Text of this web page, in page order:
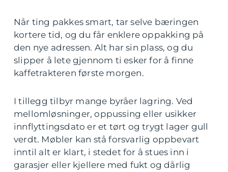
Når ting pakkes smart, tar selve bæringen
kortere tid, og du får enklere oppakking på
den nye adressen. Alt har sin plass, og du
slipper å lete gjennom ti esker for å finne
kaffetrakteren første morgen.
I tillegg tilbyr mange byråer lagring. Ved
mellomløsninger, oppussing eller usikker
innflyttingsdato er et tørt og trygt lager gull
verdt. Møbler kan stå forsvarlig oppbevart
inntil alt er klart, i stedet for å stues inn i
garasjer eller kjellere med fukt og dårlig